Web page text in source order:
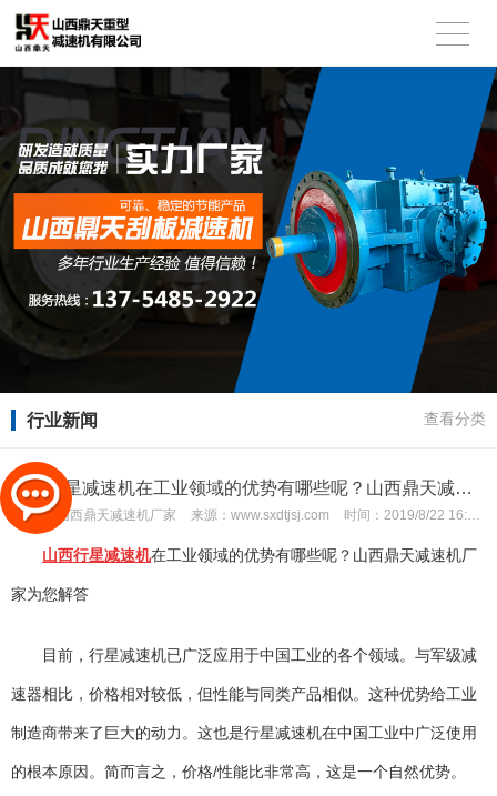
行业新闻 查看分类
山西行星减速机在工业领域的优势有哪些呢？山西鼎天减速机厂家为您解答
作者： 山西鼎天减速机厂家 来源： www.sxdtjsj.com 时间： 2019/8/22 16:19:25
山西行星减速机在工业领域的优势有哪些呢？山西鼎天减速机厂
家为您解答
目前，行星减速机已广泛应用于中国工业的各个领域。与军级减
速器相比，价格相对较低，但性能与同类产品相似。这种优势给工业
制造商带来了巨大的动力。这也是行星减速机在中国工业中广泛使用
的根本原因。简而言之，价格/性能比非常高，这是一个自然优势。